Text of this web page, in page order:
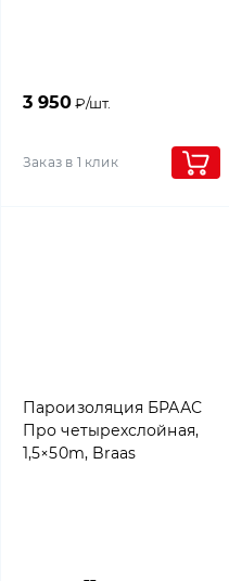
3 950₽/шт.
Заказ в 1 клик
Пароизоляция БРААС
Про четырехслойная,
1,5×50m, Braas